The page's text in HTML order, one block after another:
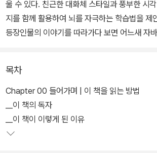
울 수 있다. 친근한 대화체 스타일과 풍부한 시
지를 함께 활용하여 뇌를 자극하는 학습법을 제
등장인물의 이야기를 따라가다 보면 어느새 자
자바의 기초부터 심화 개념까지 모든 것을 상세
한 실전 예제를 바탕으로 실제 활용까지 나아갈
습을 지향한다. 단순히 개념을 설명하는 데 그치
하는 개발자들이 흔히 저지르는 실수, 자주 묻는
의 친절한 조언 등을 바탕으로 실무 활용 능력을
목차
Chapter 00 들어가며 | 이 책을 읽는 방법
__이 책의 독자
__이 책이 이렇게 된 이유